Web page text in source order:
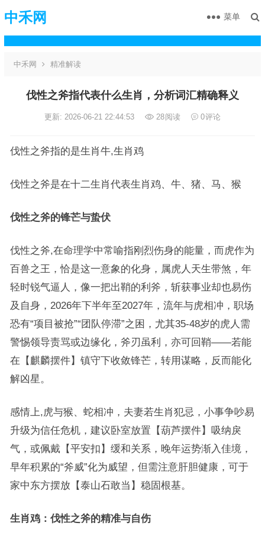
中禾网 菜单
中禾网 精准解读
伐性之斧指代表什么生肖，分析词汇精确释义
更新: 2026-06-21 22:44:53 28阅读 0评论
伐性之斧指的是生肖牛,生肖鸡
伐性之斧是在十二生肖代表生肖鸡、牛、猪、马、猴
伐性之斧的锋芒与蛰伏
伐性之斧,在命理学中常喻指刚烈伤身的能量，而虎作为
百兽之王，恰是这一意象的化身，属虎人天生带煞，年
轻时锐气逼人，像一把出鞘的利斧，斩获事业却也易伤
及自身，2026年下半年至2027年，流年与虎相冲，职场
恐有“项目被抢”“团队停滞”之困，尤其35-48岁的虎人需
警惕领导责骂或边缘化，斧刃虽利，亦可回鞘——若能
在【麒麟摆件】镇守下收敛锋芒，转用谋略，反而能化
解凶星。
感情上,虎与猴、蛇相冲，夫妻若生肖犯忌，小事争吵易
升级为信任危机，建议卧室放置【葫芦摆件】吸纳戾
气，或佩戴【平安扣】缓和关系，晚年运势渐入佳境，
早年积累的“斧威”化为威望，但需注意肝胆健康，可于
家中东方摆放【泰山石敢当】稳固根基。
生肖鸡：伐性之斧的精准与自伤